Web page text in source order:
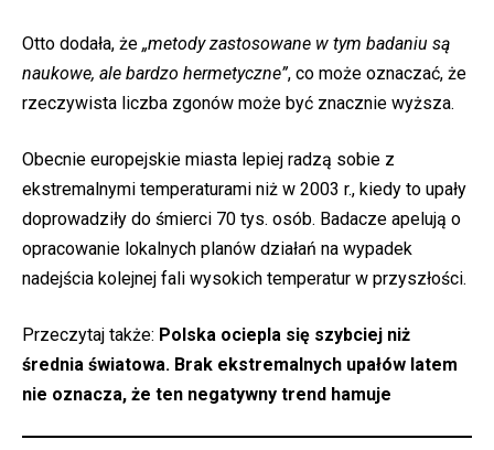
Otto dodała, że „metody zastosowane w tym badaniu są
naukowe, ale bardzo hermetyczne”, co może oznaczać, że
rzeczywista liczba zgonów może być znacznie wyższa.
Obecnie europejskie miasta lepiej radzą sobie z
ekstremalnymi temperaturami niż w 2003 r., kiedy to upały
doprowadziły do śmierci 70 tys. osób. Badacze apelują o
opracowanie lokalnych planów działań na wypadek
nadejścia kolejnej fali wysokich temperatur w przyszłości.
Przeczytaj także: Polska ociepla się szybciej niż
średnia światowa. Brak ekstremalnych upałów latem
nie oznacza, że ten negatywny trend hamuje